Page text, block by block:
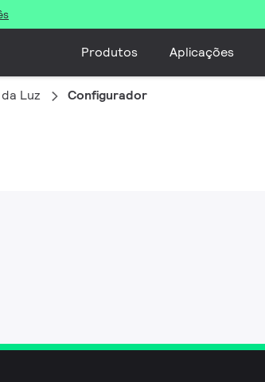
Produtos Aplicações
Luz Configurador